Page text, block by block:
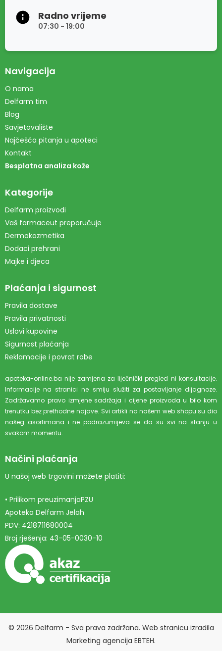
Radno vrijeme
07:30 - 19:00
Navigacija
O nama
Delfarm tim
Blog
Savjetovalište
Najčešća pitanja u apoteci
Kontakt
Besplatna analiza kože
Kategorije
Delfarm proizvodi
Vaš farmaceut preporučuje
Dermokozmetika
Dodaci prehrani
Majke i djeca
Plaćanja i sigurnost
Pravila dostave
Pravila privatnosti
Uslovi kupovine
Sigurnost plaćanja
Reklamacije i povrat robe
apoteka-online.ba nije zamjena za liječnički pregled ni konsultacije.
Informacije na stranici ne smiju služiti za postavljanje dijagnoze.
Zadržavamo pravo izmjene sadržaja i cijene proizvoda u bilo kom
trenutku bez prethodne najave. Svi artikli na našem web shopu su dio
našeg asortimana i ne podrazumijeva se da su svi na stanju u
svakom momentu.
Načini plaćanja
U našoj web trgovini možete platiti:
• Prilikom preuzimanjaPZU
Apoteka Delfarm Jelah
PDV: 4218711680004
Broj rješenja: 43-05-0030-10
© 2026 Delfarm - Sva prava zadržana. Web stranicu izradila
Marketing agencija EBTEH.